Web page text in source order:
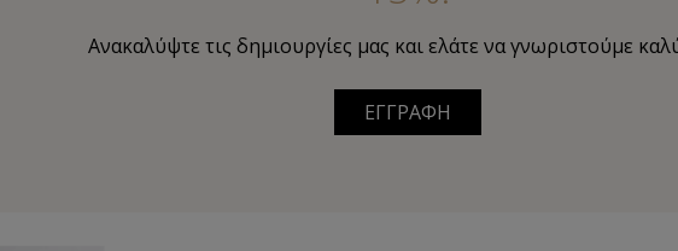
Ανακαλύψτε τις δημιουργίες μας και ελάτε να γνωριστούμε
ΕΓΓΡΑΦΗ